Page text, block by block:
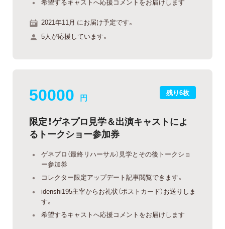
2021年11月 にお届け予定です。
5人が応援しています。
残り6枚
50000 円
限定！ゲネプロ見学＆出演キャストによ
るトークショー参加券
ゲネプロ（最終リハーサル）見学とその後トークショ
ー参加券
コレクター限定アップデート記事閲覧できます。
idenshi195主宰からお礼状（ポストカード）お送りしま
す。
希望するキャストへ応援コメントをお届けします